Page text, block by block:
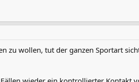
zu wollen, tut der ganzen Sportart